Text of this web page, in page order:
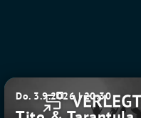
Tito
Do. 3.9.2026 | 20:30